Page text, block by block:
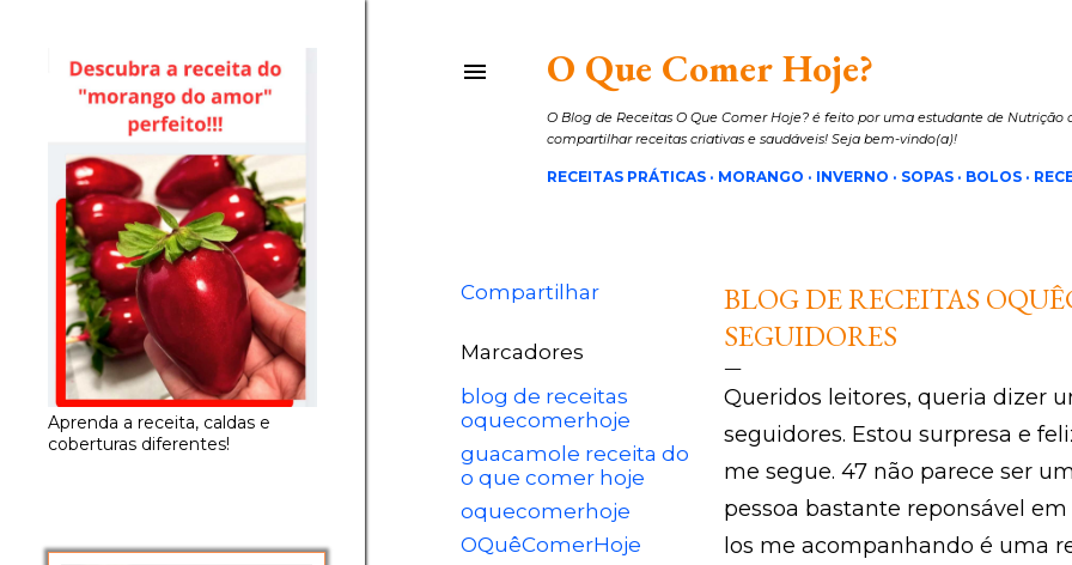
O Que Comer Hoje?
O Blog de Receitas O Que Comer Hoje? é feito por uma estudante de
compartilhar receitas criativas e saudáveis! Seja bem-vindo(a)!
RECEITAS PRÁTICAS MORANGO INVERNO SOPAS BOLOS
Compartilhar
Marcadores
blog de receitas
oquecomerhoje
guacamole receita do
o que comer hoje
oquecomerhoje
OQuêComerHoje
BLOG DE RECEITAS
SEGUIDORES
Queridos leitores, queria dizer
seguidores. Estou surpresa e
me segue. 47 não parece ser
pessoa bastante reponsável
los me acompanhando é uma
Aprenda a receita, caldas e
coberturas diferentes!